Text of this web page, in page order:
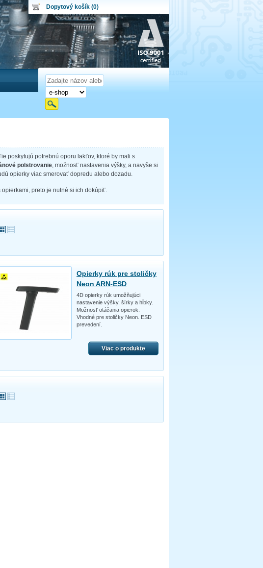
Tie poskytujú potrebnú oporu lakťov, ktoré by mali s
polstrovanie , možnosť nastavenia výšky, a navyše si
opierky viac smerovať dopredu alebo dozadu.
preto je nutné si ich dokúpiť.
Opierky rúk pre stoličky
Neon ARN-ESD
4D opierky rúk umožňujúci
nastavenie výšky, šírky a hĺbky.
Možnosť otáčania opierok.
Vhodné pre stoličky Neon. ESD
prevedení.
Viac o produkte
Dopytový košík (0)
Dopytový košík je prázdny!
Obsah košíka
Počet produktov:0